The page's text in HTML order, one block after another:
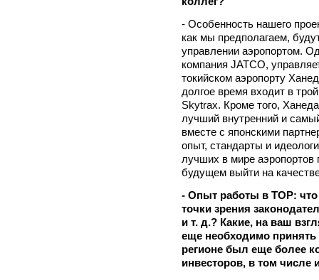
- Особенность нашего
как мы предполагаем,
управлении аэропортом.
компания JATCO,
токийском аэропорту
долгое время входит в
Skytrax. Кроме того,
лучший внутренний и
вместе с японскими
опыт, стандарты и
лучших в мире аэропортов
будущем выйти на
- Опыт работы в ТОР:
точки зрения
и т. д.? Какие, на ваш
еще необходимо
регионе был еще более
инвесторов, в том числе